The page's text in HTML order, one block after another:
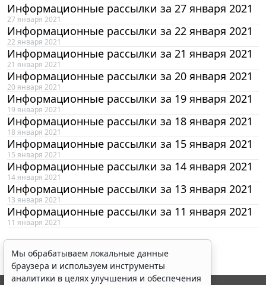
Информационные рассылки за 27 января 2021
27 января 2021
Информационные рассылки за 22 января 2021
22 января 2021
Информационные рассылки за 21 января 2021
21 января 2021
Информационные рассылки за 20 января 2021
20 января 2021
Информационные рассылки за 19 января 2021
19 января 2021
Информационные рассылки за 18 января 2021
18 января 2021
Информационные рассылки за 15 января 2021
15 января 2021
Информационные рассылки за 14 января 2021
14 января 2021
Информационные рассылки за 13 января 2021
13 января 2021
Информационные рассылки за 11 января 2021
11 января 2021
Мы обрабатываем локальные данные
браузера и используем инструменты
аналитики в целях улучшения и обеспечения